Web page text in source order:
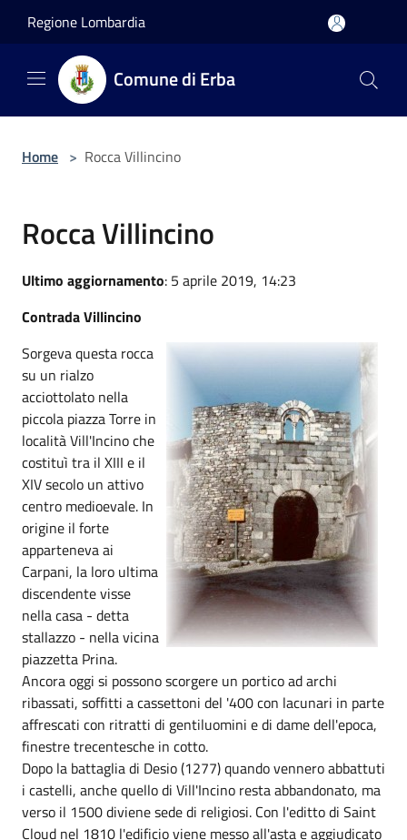
Regione Lombardia
Comune di Erba
Home > Rocca Villincino
Rocca Villincino
Ultimo aggiornamento: 5 aprile 2019, 14:23
Contrada Villincino
Sorgeva questa rocca
su un rialzo
acciottolato nella
piccola piazza Torre in
località Vill'Incino che
costituì tra il XIII e il
XIV secolo un attivo
centro medioevale. In
origine il forte
apparteneva ai
Carpani, la loro ultima
discendente visse
nella casa - detta
stallazzo - nella vicina
piazzetta Prina.
Ancora oggi si possono scorgere un portico ad archi
ribassati, soffitti a cassettoni del '400 con lacunari in parte
affrescati con ritratti di gentiluomini e di dame dell'epoca,
finestre trecentesche in cotto.
Dopo la battaglia di Desio (1277) quando vennero abbattuti
i castelli, anche quello di Vill'Incino resta abbandonato, ma
verso il 1500 diviene sede di religiosi. Con l'editto di Saint
Cloud nel 1810 l'edificio viene messo all'asta e aggiudicato